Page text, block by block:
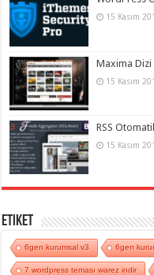
15 Kasım
Maxima Dizi
15 Kasım
RSS
15 Kasım
Etiket
6gen kurumsal v3 6gen
7 wordpress teması warez indir